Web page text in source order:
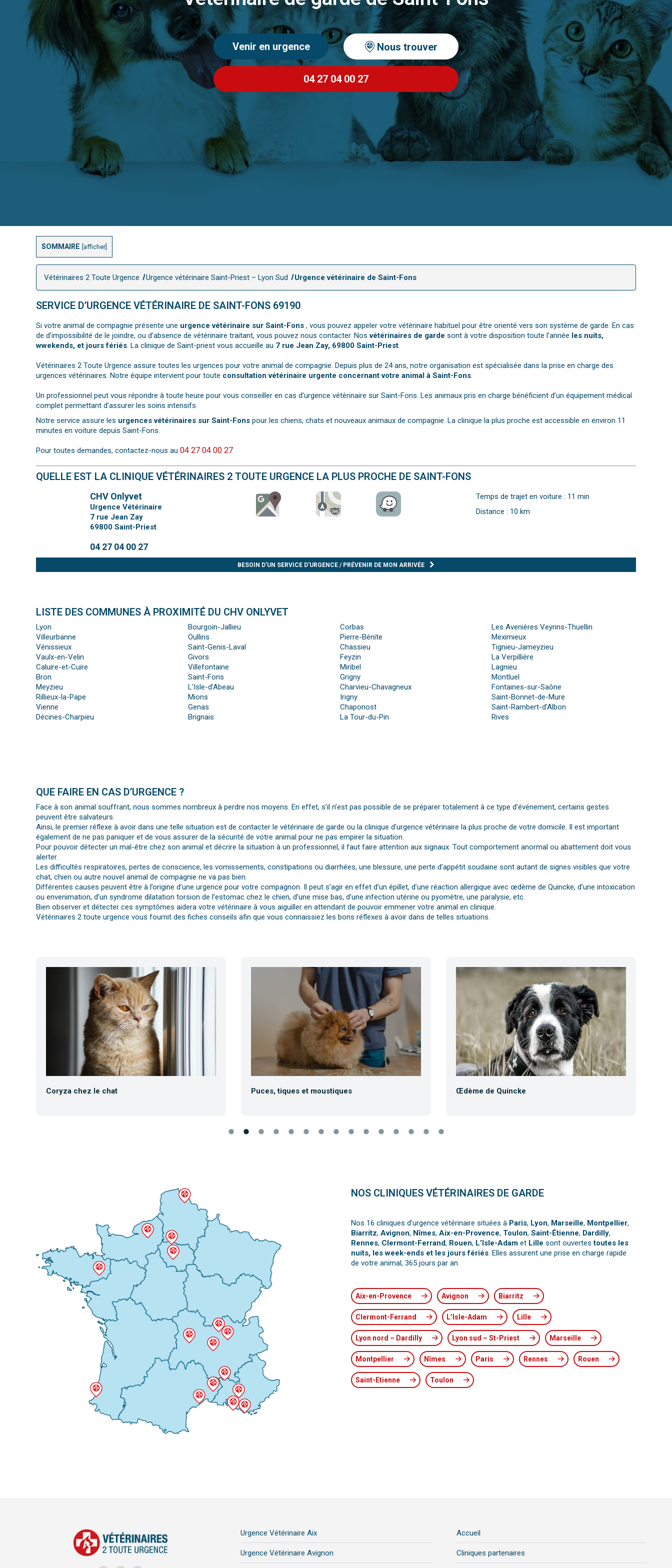
SOMMAIRE afficher
Venir en urgence
04 27 04 00 27
Nous trouver
Vétérinaires 2 Toute Urgence Urgence vétérinaire Saint-Priest – Lyon Sud Urgence vétérinaire de Saint-Fons
SERVICE D’URGENCE VÉTÉRINAIRE DE SAINT-FONS 69190
Si votre animal de compagnie présente une urgence vétérinaire sur Saint-Fons , vous pouvez appeler votre vétérinaire habituel pour être orienté vers son système de garde. En cas
de d’impossibilité de le joindre, ou d’absence de vétérinaire traitant, vous pouvez nous contacter. Nosvétérinaires de garde sont à votre disposition toute l’année les nuits,
wwekends, et jours fériés. La clinique de Saint-priest vous accueille au 7 rue Jean Zay, 69800 Saint-Priest.
Vétérinaires 2 Toute Urgence assure toutes les urgences pour votre animal de compagnie. Depuis plus de 24 ans, notre organisation est spécialisée dans la prise en charge des
urgences vétérinaires. Notre équipe intervient pour toute consultation vétérinaire urgente concernant votre animal à Saint-Fons.
Un professionnel peut vous répondre à toute heure pour vous conseiller en cas d’urgence vétérinaire sur Saint-Fons. Les animaux pris en charge bénéficient d’un équipement médical
complet permettant d’assurer les soins intensifs.
Notre service assure les urgences vétérinaires sur Saint-Fons pour les chiens, chats et nouveaux animaux de compagnie. La clinique la plus proche est accessible en environ 11
minutes en voiture depuis Saint-Fons.
Pour toutes demandes, contactez-nous au 04 27 04 00 27
QUELLE EST LA CLINIQUE VÉTÉRINAIRES 2 TOUTE URGENCE LA PLUS PROCHE DE SAINT-FONS
CHV Onlyvet
Urgence Vétérinaire
7 rue Jean Zay
69800 Saint-Priest
04 27 04 00 27
Temps de trajet en voiture : 11 min
Distance : 10 km
BESOIN D’UN SERVICE D’URGENCE / PRÉVENIR DE MON ARRIVÉE
LISTE DES COMMUNES À PROXIMITÉ DU CHV ONLYVET
Lyon
Villeurbanne
Vénissieux
Vaulx-en-Velin
Caluire-et-Cuire
Bron
Meyzieu
Rillieux-la-Pape
Vienne
Décines-Charpieu
Bourgoin-Jallieu
Oullins
Saint-Genis-Laval
Givors
Villefontaine
Saint-Fons
L’Isle-d’Abeau
Mions
Genas
Brignais
Corbas
Pierre-Bénite
Chassieu
Feyzin
Miribel
Grigny
Charvieu-Chavagneux
Irigny
Chaponost
La Tour-du-Pin
Les Avenières Veyrins-Thuellin
Meximieux
Tignieu-Jameyzieu
La Verpillière
Lagnieu
Montluel
Fontaines-sur-Saône
Saint-Bonnet-de-Mure
Saint-Rambert-d’Albon
Rives
QUE FAIRE EN CAS D’URGENCE ?
Face à son animal souffrant, nous sommes nombreux à perdre nos moyens. En effet, s’il n’est pas possible de se préparer totalement à ce type d’événement, certains gestes
peuvent être salvateurs.
Ainsi, le premier réflexe à avoir dans une telle situation est de contacter le vétérinaire de garde ou la clinique d’urgence vétérinaire la plus proche de votre domicile. Il est important
également de ne pas paniquer et de vous assurer de la sécurité de votre animal pour ne pas empirer la situation.
Pour pouvoir détecter un mal-être chez son animal et décrire la situation à un professionnel, il faut faire attention aux signaux. Tout comportement anormal ou abattement doit vous
alerter.
Les difficultés respiratoires, pertes de conscience, les vomissements, constipations ou diarrhées, une blessure, une perte d’appétit soudaine sont autant de signes visibles que votre
chat, chien ou autre nouvel animal de compagnie ne va pas bien.
Différentes causes peuvent être à l’origine d’une urgence pour votre compagnon. Il peut s’agir en effet d’un épillet, d’une réaction allergique avec œdème de Quincke, d’une intoxication
ou envenimation, d’un syndrome dilatation torsion de l’estomac chez le chien, d’une mise bas, d’une infection utérine ou pyomètre, une paralysie, etc.
Bien observer et détecter ces symptômes aidera votre vétérinaire à vous aiguiller en attendant de pouvoir emmener votre animal en clinique.
Vétérinaires 2 toute urgence vous fournit des fiches conseils afin que vous connaissiez les bons réflexes à avoir dans de telles situations.
Coryza chez le chat Puces, tiques et moustiques Œdème de Quincke
NOS CLINIQUES VÉTÉRINAIRES DE GARDE
Nos 16 cliniques d’urgence vétérinaire situées à Paris, Lyon, Marseille, Montpellier,
Biarritz, Avignon, Nîmes, Aix-en-Provence, Toulon, Saint-Étienne, Dardilly,
Rennes, Clermont-Ferrand, Rouen, L’Isle-Adam et Lille sont ouvertestoutes les
nuits, les week-ends et les jours fériés. Elles assurent une prise en charge rapide
de votre animal, 365 jours par an.
Aix-en-Provence Avignon Biarritz
Clermont-Ferrand L’Isle-Adam Lille
Lyon nord – Dardilly Lyon sud – St-Priest Marseille
Montpellier Nîmes Paris Rennes Rouen
Saint-Etienne Toulon
Urgence Vétérinaire Aix
Urgence Vétérinaire Avignon
Accueil
Cliniques partenaires